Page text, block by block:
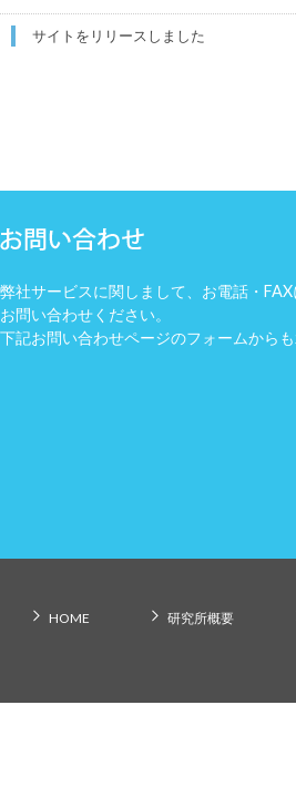
サイトをリリースしました
弊社サービスに関しまして、お電話・
お問い合わせください。
下記お問い合わせページのフォームからも
HOME 研究所概要